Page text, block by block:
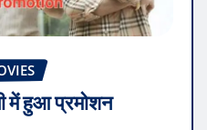
में हुआ प्रमोशन